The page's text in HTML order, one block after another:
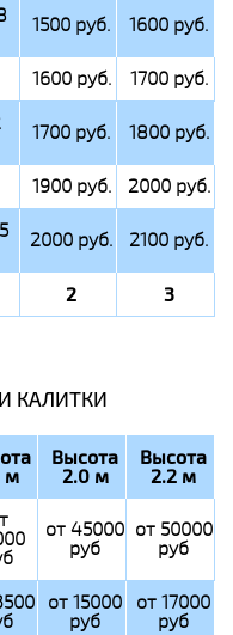
1500 руб. 1600 руб.
1600 руб.
1700 руб.
1700 руб. 1800 руб.
1900 руб.
2000 руб.
2000 руб. 2100 руб.
2 3
КАЛИТКИ
м
Высота
2.0 м
Высота
2.2 м
от 45000
руб
от 50000
руб
от 15000
руб
от 17000
руб